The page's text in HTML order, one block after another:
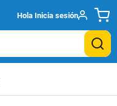
Hola Inicia sesión